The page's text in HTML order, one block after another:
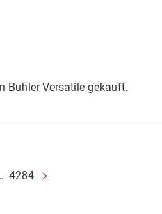
Buhler Versatile gekauft.
4284